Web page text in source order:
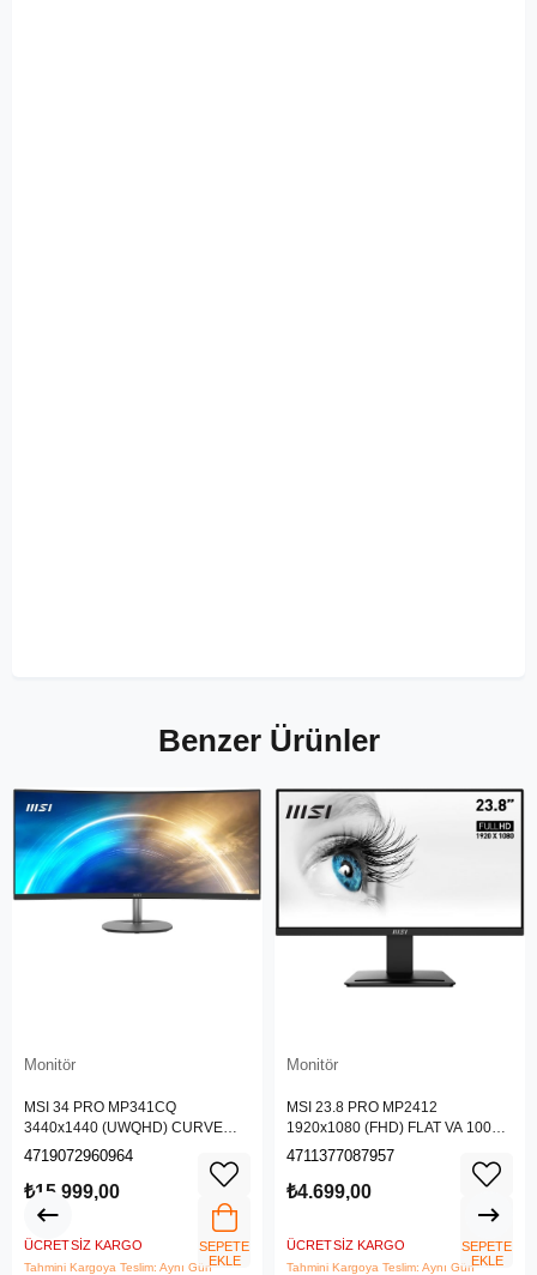
Benzer Ürünler
Monitör
MSI 34 PRO MP341CQ
3440x1440 (UWQHD) CURVE
1500R VA 100HZ 1MS ANTI-
4719072960964
₺15.999,00
ÜCRETSIZ KARGO
Tahmini Kargoya Teslim: Aynı Gün
SEPETE
EKLE
Monitör
MSI 23.8 PRO MP2412
1920x1080 (FHD) FLAT VA 100HZ
1MS ANTI-GLARE MONITOR
4711377087957
₺4.699,00
ÜCRETSIZ KARGO
Tahmini Kargoya Teslim: Aynı Gün
SEPETE
EKLE